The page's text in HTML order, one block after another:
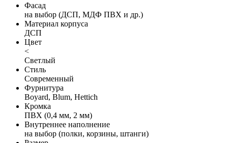
Фасад
на выбор (ДСП, МДФ ПВХ и др.)
Материал корпуса
ДСП
Цвет
<
Светлый
Стиль
Современный
Фурнитура
Boyard, Blum, Hettich
Кромка
ПВХ (0,4 мм, 2 мм)
Внутреннее наполнение
на выбор (полки, корзины, штанги)